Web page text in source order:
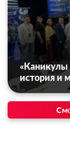
«Каникулы
история и